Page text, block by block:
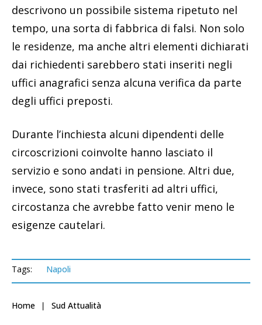
descrivono un possibile sistema ripetuto nel
tempo, una sorta di fabbrica di falsi. Non solo
le residenze, ma anche altri elementi dichiarati
dai richiedenti sarebbero stati inseriti negli
uffici anagrafici senza alcuna verifica da parte
degli uffici preposti.
Durante l’inchiesta alcuni dipendenti delle
circoscrizioni coinvolte hanno lasciato il
servizio e sono andati in pensione. Altri due,
invece, sono stati trasferiti ad altri uffici,
circostanza che avrebbe fatto venir meno le
esigenze cautelari.
Tags: Napoli
Home Sud Attualità